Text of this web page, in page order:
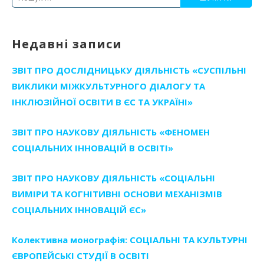
Недавні записи
ЗВІТ ПРО ДОСЛІДНИЦЬКУ ДІЯЛЬНІСТЬ «СУСПІЛЬНІ
ВИКЛИКИ МІЖКУЛЬТУРНОГО ДІАЛОГУ ТА
ІНКЛЮЗІЙНОЇ ОСВІТИ В ЄС ТА УКРАЇНІ»
ЗВІТ ПРО НАУКОВУ ДІЯЛЬНІСТЬ «ФЕНОМЕН
СОЦІАЛЬНИХ ІННОВАЦІЙ В ОСВІТІ»
ЗВІТ ПРО НАУКОВУ ДІЯЛЬНІСТЬ «СОЦІАЛЬНІ
ВИМІРИ ТА КОГНІТИВНІ ОСНОВИ МЕХАНІЗМІВ
СОЦІАЛЬНИХ ІННОВАЦІЙ ЄС»
Колективна монографія: СОЦІАЛЬНІ ТА КУЛЬТУРНІ
ЄВРОПЕЙСЬКІ СТУДІЇ В ОСВІТІ